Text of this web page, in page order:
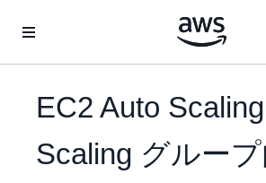
EC2 Auto
Scaling グルー